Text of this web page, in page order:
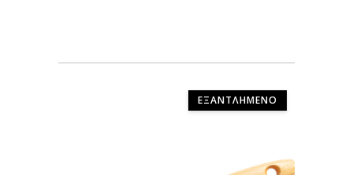
€30.00
ΕΞΑΝΤΛΗΜΈΝΟ